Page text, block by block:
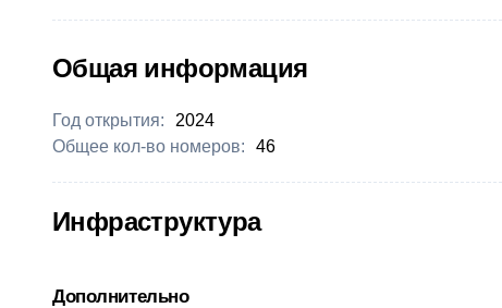
Общая информация
Год открытия:
2024
Общее кол-во номеров:
46
Инфраструктура
Дополнительно